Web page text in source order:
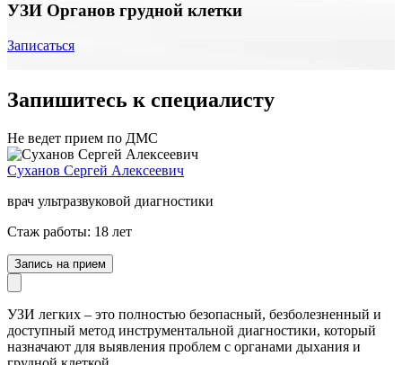
УЗИ Органов грудной клетки
Записаться
Запишитесь к специалисту
Не ведет прием по ДМС
Суханов Сергей Алексеевич
врач ультразвуковой диагностики
Стаж работы: 18 лет
Запись на прием
УЗИ легких – это полностью безопасный, безболезненный и
доступный метод инструментальной диагностики, который
назначают для выявления проблем с органами дыхания и